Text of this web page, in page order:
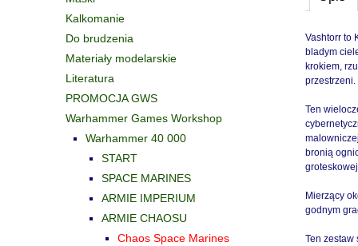
Kalkomanie
Do brudzenia
Materiały modelarskie
Literatura
PROMOCJA GWS
Warhammer Games Workshop
Warhammer 40 000
START
SPACE MARINES
ARMIE IMPERIUM
ARMIE CHAOSU
Chaos Space Marines
Vashtorr to
bladym
krokiem,
przestrzeni.
Ten
bronią
Mierzący
godnym
Ten zestaw